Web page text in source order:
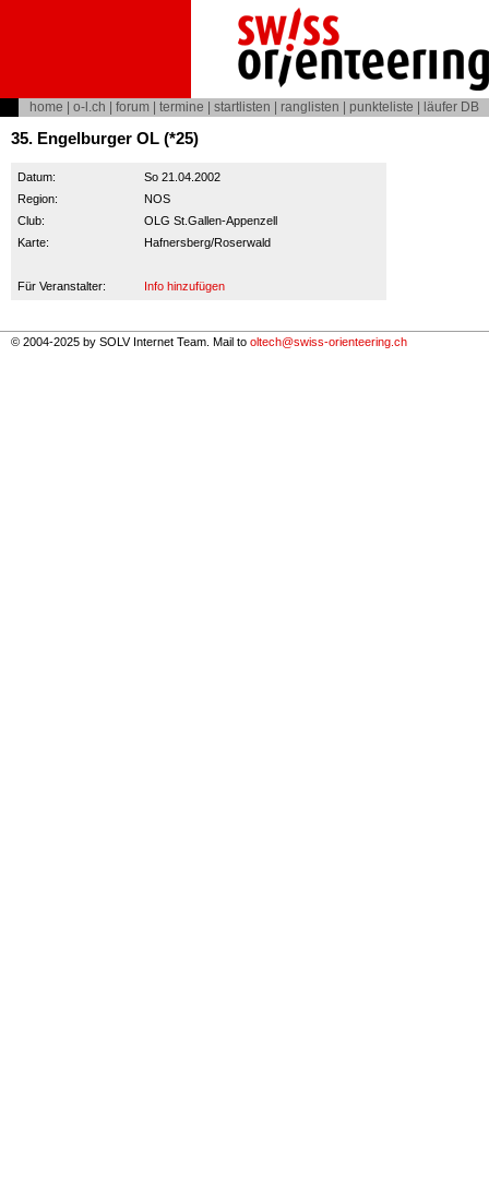
home o-l.ch forum termine startlisten ranglisten punkteliste läufer DB
35. Engelburger OL (*25)
Datum:
So 21.04.2002
Region:
NOS
Club:
OLG St.Gallen-Appenzell
Karte:
Hafnersberg/Roserwald
Für Veranstalter: Info hinzufügen
© 2004-2025 by SOLV Internet Team. Mail to oltech@swiss-orienteering.ch